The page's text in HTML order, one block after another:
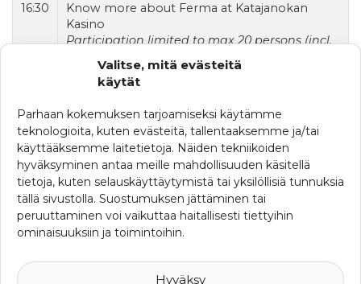
Valitse, mitä evästeitä
käytät
Parhaan kokemuksen tarjoamiseksi käytämme
teknologioita, kuten evästeitä, tallentaaksemme ja/tai
käyttääksemme laitetietoja. Näiden tekniikoiden
hyväksyminen antaa meille mahdollisuuden käsitellä
tietoja, kuten selauskäyttäytymistä tai yksilöllisiä tunnuksia
tällä sivustolla. Suostumuksen jättäminen tai
peruuttaminen voi vaikuttaa haitallisesti tiettyihin
ominaisuuksiin ja toimintoihin.
Hyväksy
16:30
Know more about Ferma at Katajanokan
Kasino
Participation limited to max 20 persons (incl.
guests from FERMA)
After that Ferma event it’s easy to continue with a nice
dinner in very nice environment.
18:00 Illallinen / Dinner at Katajanokan Kasino
Ilmoittautuminen on päättynyt
KATEGORIAT
Muut koulutukset
SRHY:n seminaarit
Yhdistyskokoukset